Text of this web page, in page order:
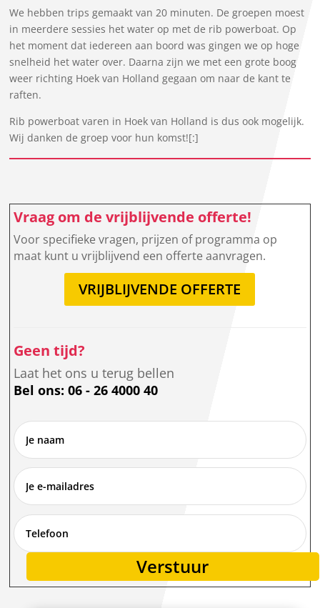
We hebben trips gemaakt van 20 minuten. De groepen moest
in meerdere sessies het water op met de rib powerboat. Op
het moment dat iedereen aan boord was gingen we op hoge
snelheid het water over. Daarna zijn we met een grote boog
weer richting Hoek van Holland gegaan om naar de kant te
raften.
Rib powerboat varen in Hoek van Holland is dus ook mogelijk.
Wij danken de groep voor hun komst![:]
Vraag om de vrijblijvende offerte!
Voor specifieke vragen, prijzen of programma op
maat kunt u vrijblijvend een offerte aanvragen.
VRIJBLIJVENDE OFFERTE
Geen tijd?
Laat het ons u terug bellen
Bel ons: 06 - 26 4000 40
Verstuur
Alternative: